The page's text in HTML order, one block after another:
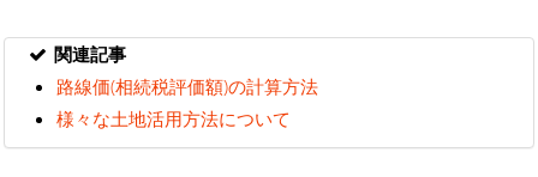
関連記事
路線価(相続税評価額)の計算方法
様々な土地活用方法について